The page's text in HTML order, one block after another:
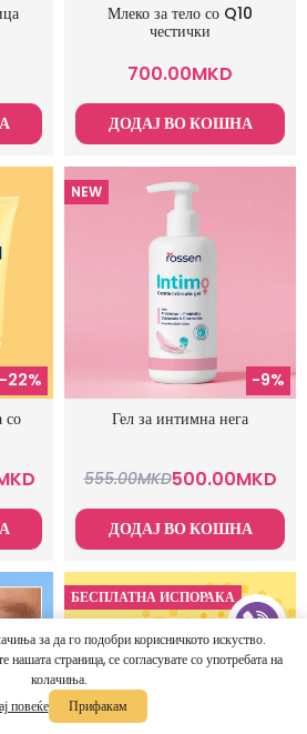
Млеко за тело со Q10
честички
700.00MKD
ДОДАЈ ВО КОШНА
-22%
со
NEW
-9%
Гел за интимна нега
555.00MKD500.00MKD
ДОДАЈ ВО КОШНА
БЕСПЛАТНА ИСПОРАКА
за да го подобри корисничкото искуство.
нашата страница, се согласувате со употребата на
колачиња.
повеќе
Прифакам